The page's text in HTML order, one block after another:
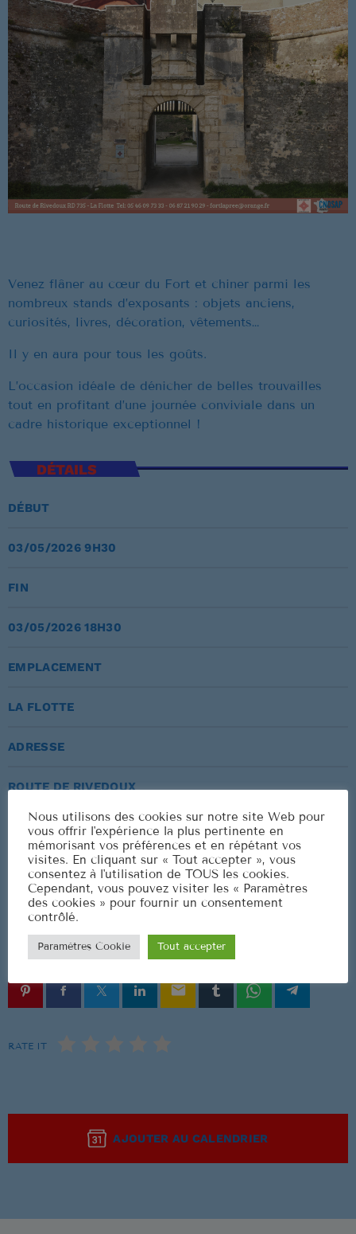
Musique Non Stop
00:00 - 19:59
PROCHAINES ÉMISSIONS
Ré 70′
20:00 - 20:59
Retiens La Nuit
22:00 - 23:59
00:00 - 19:59
2 BEN E. KING
3
1 Are You Lonesome Tonight?
ELVIS PRESLEY
2 It's Now or Never
ELVIS PRESLEY
3 Marina
LISTE COMPLÈTE
Venez flâner au cœur du Fort et chiner parmi les
nombreux stands d’exposants : objets anciens,
curiosités, livres, décoration, vêtements…
Il y en aura pour tous les goûts.
L’occasion idéale de dénicher de belles trouvailles
tout en profitant d’une journée conviviale dans un
cadre historique exceptionnel !
DÉTAILS
DÉBUT
03/05/2026 9H30
FIN
03/05/2026 18H30
EMPLACEMENT
LA FLOTTE
ADRESSE
ROUTE DE RIVEDOUX
LIEN
HTTPS://WWW.FACEBOOK.COM/PHOTO?
FBID=1346605507509160&SET=GM.2214040948999677
&IDORVANITY=1943921389344969
email
RATE IT
AJOUTER AU CALENDRIER
Nous utilisons des cookies sur notre site Web pour
vous offrir l'expérience la plus pertinente en
mémorisant vos préférences et en répétant vos
visites. En cliquant sur « Tout accepter », vous
consentez à l'utilisation de TOUS les cookies.
Cependant, vous pouvez visiter les « Paramètres
des cookies » pour fournir un consentement
contrôlé.
Paramètres Cookie Tout accepter